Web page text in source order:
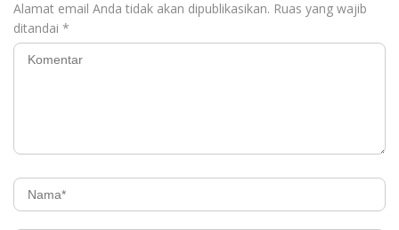
Alamat email Anda tidak akan dipublikasikan. Ruas yang wajib
ditandai *